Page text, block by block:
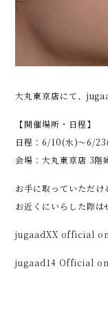
大丸東京店にて、
【開催場所・日程】
日程：6/10(水)〜6/
会場：大丸東京店 3階
お手に取っていただけ
お近くにいらした際は
jugaadXX official
jugaad14 Official